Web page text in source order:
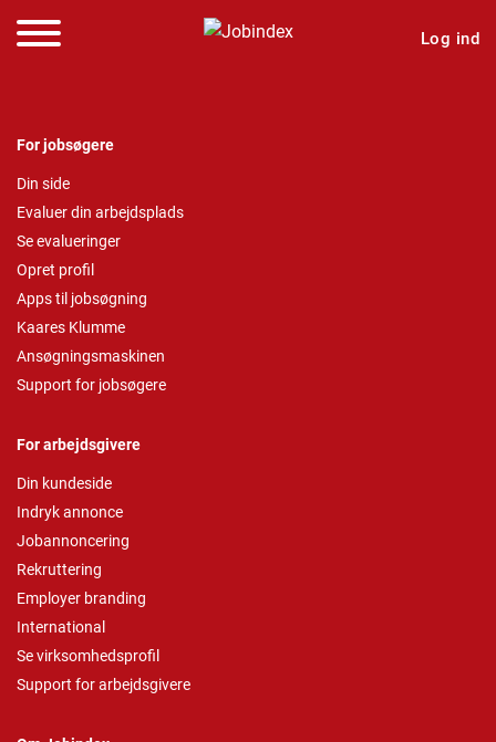
Log ind
For jobsøgere
Din side
Evaluer din arbejdsplads
Se evalueringer
Opret profil
Apps til jobsøgning
Kaares Klumme
Ansøgningsmaskinen
Support for jobsøgere
For arbejdsgivere
Din kundeside
Indryk annonce
Jobannoncering
Rekruttering
Employer branding
International
Se virksomhedsprofil
Support for arbejdsgivere